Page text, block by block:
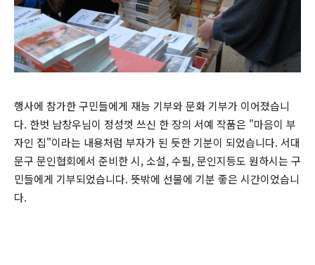
행사에 참가한 구민들에게 재능 기부와 문화 기부가 이어졌습니
다. 한벗 남창우님이 정성껏 쓰신 한 장의 서예 작품은 "마음이 부
자인 집"이라는 내용처럼 부자가 된 듯한 기분이 되었습니다. 서대
문구 문인협회에서 준비한 시, 소설, 수필, 문인지등도 원하시는 구
민들에게 기부되었습니다. 뜻밖에 선물에 기분 좋은 시간이었습니
다.